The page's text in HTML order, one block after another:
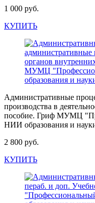
1 000 руб.
КУПИТЬ
Административные
производства в
пособие. Гриф МУМЦ
НИИ образования и
2 800 руб.
КУПИТЬ